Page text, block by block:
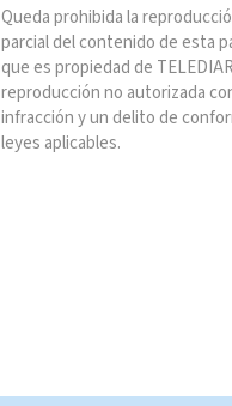
Queda prohibida la
parcial del contenido de esta
que es propiedad de
reproducción no autorizada
infracción y un delito de
leyes aplicables.